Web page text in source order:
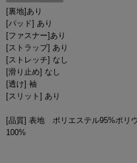
[裏地]あり
[パッド] あり
[ファスナー]あり
[ストラップ] あり
[ストレッチ] なし
[滑り止め] なし
[透け] 袖
[スリット] あり
[品質] 表地 ポリエステル95%ポリ
100%